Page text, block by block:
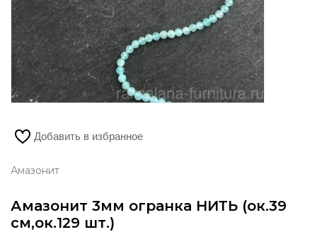
Добавить в избранное
Амазонит
Амазонит 3мм огранка НИТЬ (ок.39
см,ок.129 шт.)